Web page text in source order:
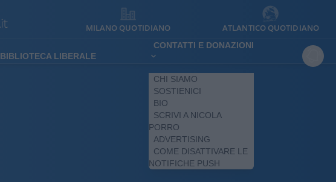
MILANO QUOTIDIANO ATLANTICO QUOTIDIANO
BIBLIOTECA LIBERALE
CONTATTI E DONAZIONI
CHI SIAMO
SOSTIENICI
BIO
SCRIVI A NICOLA
PORRO
ADVERTISING
COME DISATTIVARE LE
NOTIFICHE PUSH